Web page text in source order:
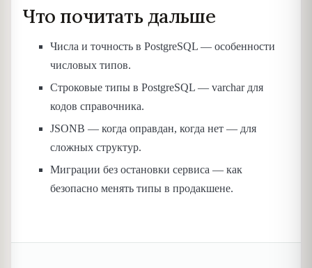
Что почитать дальше
Числа и точность в PostgreSQL — особенности
числовых типов.
Строковые типы в PostgreSQL — varchar для
кодов справочника.
JSONB — когда оправдан, когда нет — для
сложных структур.
Миграции без остановки сервиса — как
безопасно менять типы в продакшене.